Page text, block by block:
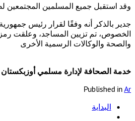
وقد استقبل جميع المسلمين المجتمعين
جدير بالذكر أنه وفقًا لقرار رئيس
الخصوص، تم تزيين المساجد، وعلقت
والصحة والوكالات الرسمية الأخرى
خدمة الصحافة لإدارة مسلمي أوزبكستان
Published in Ar
البداية